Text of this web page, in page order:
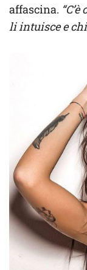
affascina.
li intuisce e